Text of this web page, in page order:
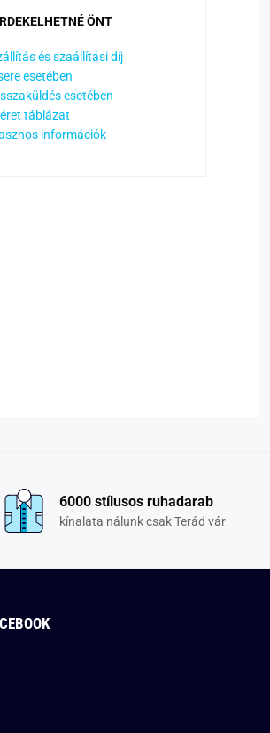
ÖNT
és szaállítási díj
esetében
esetében
táblázat
információk
6000 stílusos ruhadarab
kínalata nálunk csak Terád vár